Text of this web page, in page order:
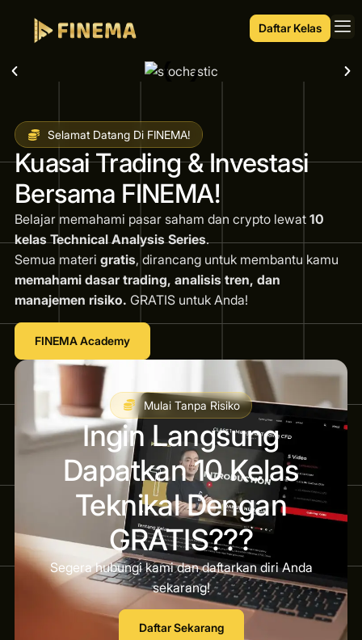
Daftar Kelas
Selamat Datang Di FINEMA!
Kuasai Trading & Investasi
Bersama FINEMA!
Belajar memahami pasar saham dan crypto lewat 10
kelas Technical Analysis Series.
Semua materi gratis, dirancang untuk membantu kamu
memahami dasar trading, analisis tren, dan
manajemen risiko. GRATIS untuk Anda!
FINEMA Academy
Mulai Tanpa Risiko
Ingin Langsung
Dapatkan 10 Kelas
Teknikal Dengan
GRATIS???
Segera hubungi kami dan daftarkan diri Anda
sekarang!
Daftar Sekarang